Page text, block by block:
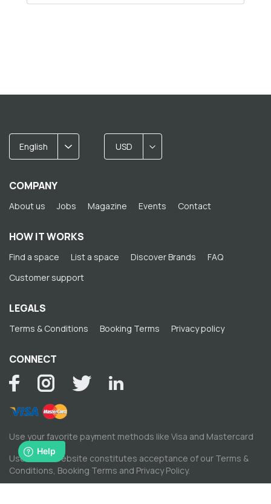
English USD
COMPANY
About us Jobs Magazine Events Contact
HOW IT WORKS
Find a space List a space Discover Brands
FAQ
Customer support
LEGALS
Terms & Conditions Booking Terms Privacy policy
CONNECT
Use your favorite payment methods like Visa and Mastercard
Use of this website constitutes acceptance of our Terms &
Conditions, Booking Terms and Privacy Policy.